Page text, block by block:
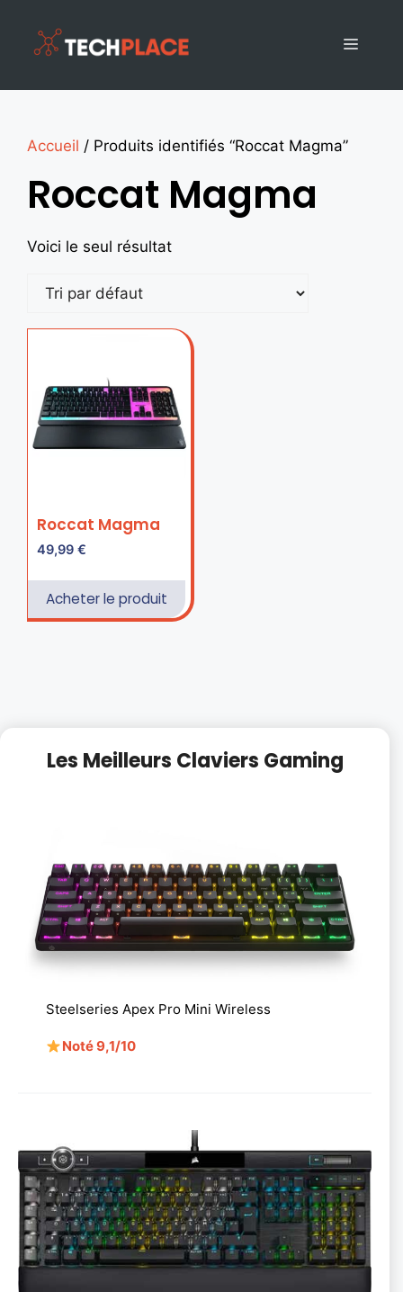
Accueil / Produits identifiés “Roccat Magma”
Roccat Magma
Voici le seul résultat
Roccat Magma
49,99 €
Acheter le produit
Les Meilleurs Claviers Gaming
Steelseries Apex Pro Mini Wireless
Noté 9,1/10